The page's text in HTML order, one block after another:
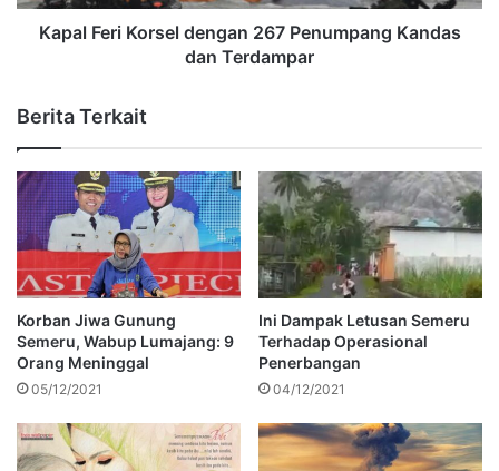
Kapal Feri Korsel dengan 267 Penumpang Kandas
dan Terdampar
Berita Terkait
Korban Jiwa Gunung
Semeru, Wabup Lumajang: 9
Orang Meninggal
05/12/2021
Ini Dampak Letusan Semeru
Terhadap Operasional
Penerbangan
04/12/2021